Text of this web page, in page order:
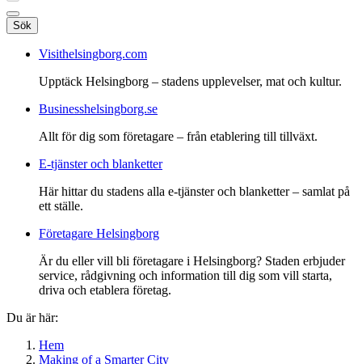
Sök
Visithelsingborg.com
Upptäck Helsingborg – stadens upplevelser, mat och kultur.
Businesshelsingborg.se
Allt för dig som företagare – från etablering till tillväxt.
E-tjänster och blanketter
Här hittar du stadens alla e-tjänster och blanketter – samlat på
ett ställe.
Företagare Helsingborg
Är du eller vill bli företagare i Helsingborg? Staden erbjuder
service, rådgivning och information till dig som vill starta,
driva och etablera företag.
Du är här:
Hem
Making of a Smarter City